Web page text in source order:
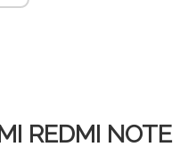
REDMI NOTE